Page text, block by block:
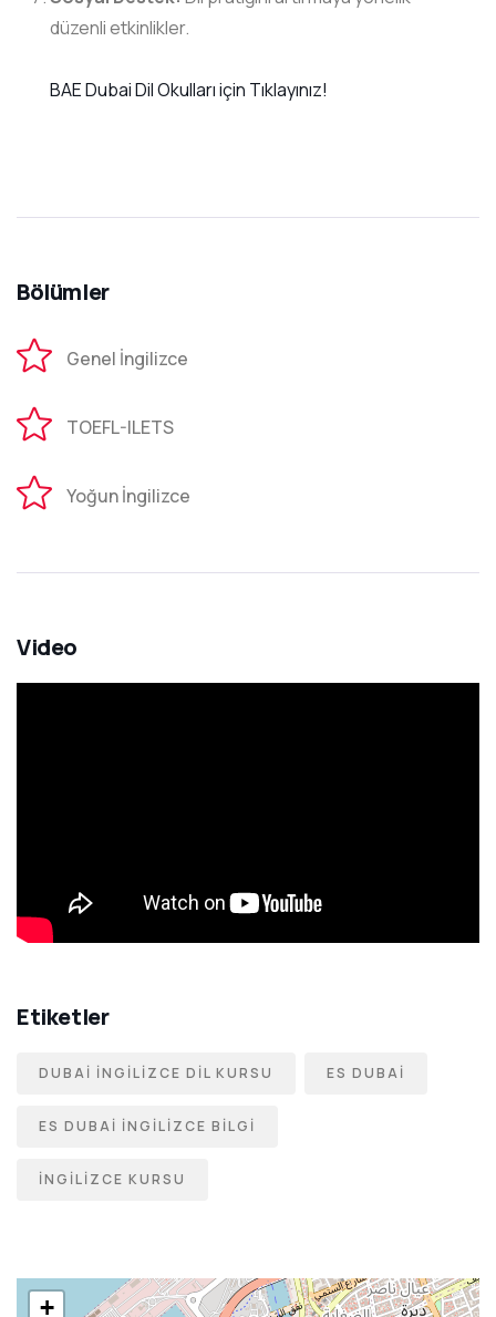
düzenli etkinlikler.
BAE Dubai Dil Okulları için Tıklayınız!
Bölümler
Genel İngilizce
TOEFL-ILETS
Yoğun İngilizce
Video
Etiketler
DUBAI İNGILIZCE DIL KURSU ES DUBAI
ES DUBAI İNGILIZCE BILGI
İNGILIZCE KURSU
+